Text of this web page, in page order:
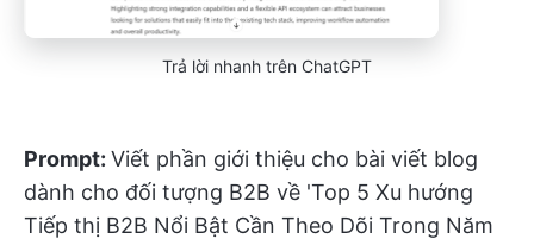
Trả lời nhanh trên ChatGPT
Prompt: Viết phần giới thiệu cho bài viết blog
dành cho đối tượng B2B về 'Top 5 Xu hướng
Tiếp thị B2B Nổi Bật Cần Theo Dõi Trong Năm